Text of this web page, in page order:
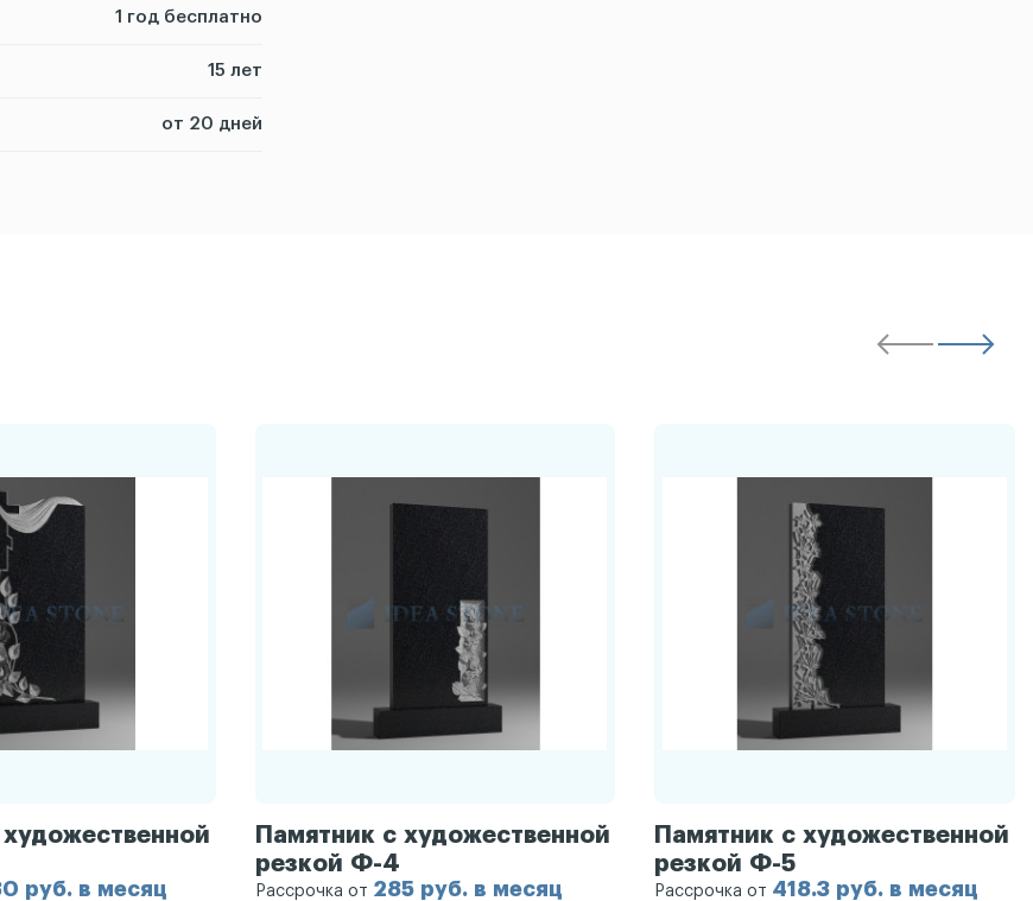
1 год бесплатно
15 лет
от 20 дней
руб. в месяц
Памятник с художественной
резкой Ф-4
Рассрочка от 285 руб. в месяц
Памятник с художественной
резкой Ф-5
Рассрочка от 418.3 руб. в месяц